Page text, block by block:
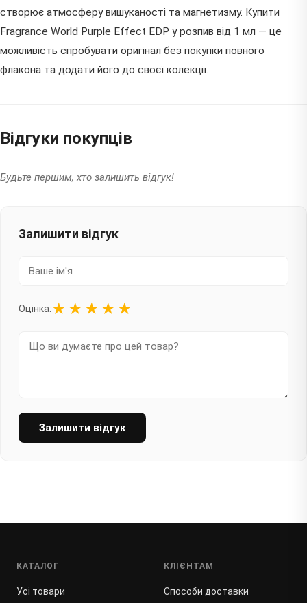
створює атмосферу вишуканості та магнетизму. Купити
Fragrance World Purple Effect EDP у розпив від 1 мл — це
можливість спробувати оригінал без покупки повного
флакона та додати його до своєї колекції.
Відгуки покупців
Будьте першим, хто залишить відгук!
Залишити відгук
Оцінка:★ ★ ★ ★ ★
Залишити відгук
КАТАЛОГ
Усі товари
КЛІЄНТАМ
Способи доставки